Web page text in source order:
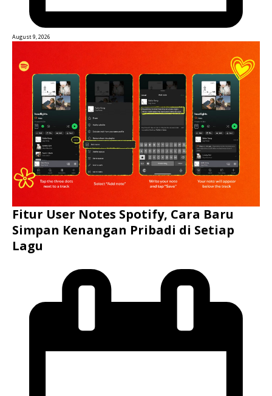
August 9, 2026
Fitur User Notes Spotify, Cara Baru
Simpan Kenangan Pribadi di Setiap
Lagu